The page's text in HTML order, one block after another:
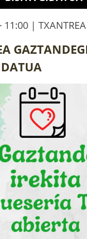
11:00 | TXANTREA